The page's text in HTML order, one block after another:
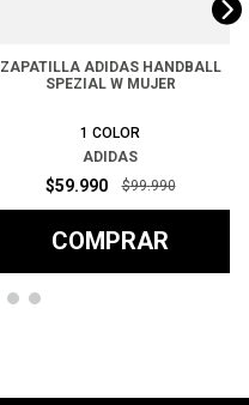
ZAPATILLA ADIDAS HANDBALL
SPEZIAL W MUJER
1 COLOR
ADIDAS
$59.990 $99.990
COMPRAR